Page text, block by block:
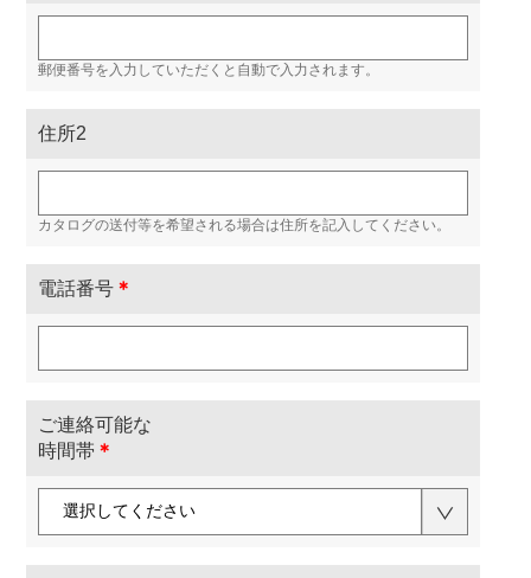
郵便番号を入力していただくと自動で入力されます。
住所2
カタログの送付等を希望される場合は住所を記入してください。
電話番号 ＊
ご連絡可能な
時間帯 ＊